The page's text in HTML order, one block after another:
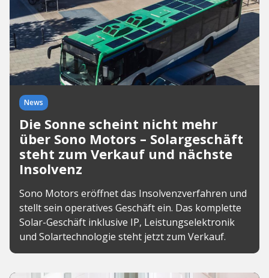
News
Die Sonne scheint nicht mehr
über Sono Motors – Solargeschäft
steht zum Verkauf und nächste
Insolvenz
Sono Motors eröffnet das Insolvenzverfahren und
stellt sein operatives Geschäft ein. Das komplette
Solar-Geschäft inklusive IP, Leistungselektronik
und Solartechnologie steht jetzt zum Verkauf.